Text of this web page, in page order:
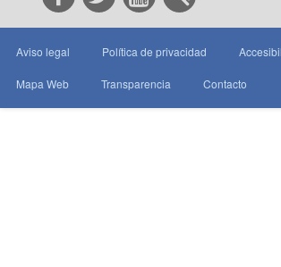
Aviso legal Política de privacidad
Mapa Web Transparencia Contacto